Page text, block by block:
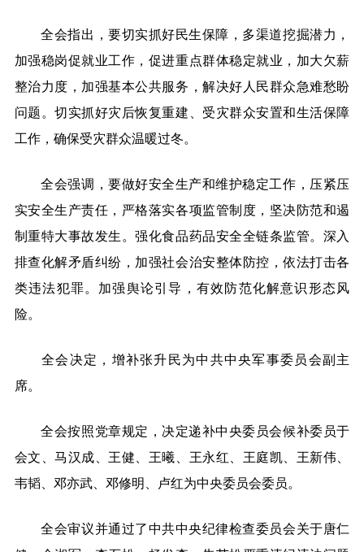
全会指出，要切实抓好民生保障，多渠道挖掘潜力，
加强稳岗促就业工作，促进重点群体稳定就业，加大欠薪
整治力度，加强基本公共服务，解决好人民群众急难愁盼
问题。切实抓好灾后恢复重建、受灾群众安置和生活保障
工作，确保受灾群众温暖过冬。
全会强调，要做好安全生产和维护稳定工作，压紧压
实安全生产责任，严格落实各项监管制度，坚决防范和遏
制重特大事故发生。强化食品药品安全全链条监管。深入
排查化解矛盾纠纷，加强社会治安整体防控，依法打击各
类违法犯罪。加强舆论引导，有效防范化解意识形态风
险。
全会决定，增补张升民为中共中央军事委员会副主
席。
全会按照党章规定，决定递补中央委员会候补委员于
会文、马汉成、王健、王曦、王永红、王庭凯、王新伟、
韦韬、邓亦武、邓修明、卢红为中央委员会委员。
全会审议并通过了中共中央纪律检查委员会关于唐仁